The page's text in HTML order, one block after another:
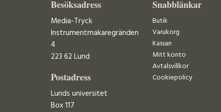
Besöksadress
Media-Tryck
Instrumentmakaregränden
4
223 62 Lund
Postadress
Lunds universitet
Box 117
Snabblänkar
Butik
Varukorg
Kassan
Mitt konto
Avtalsvillkor
Cookiepolicy